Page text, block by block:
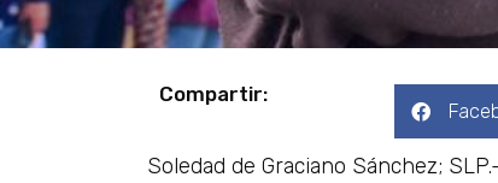
Compartir:
Soledad de Graciano Sánchez;